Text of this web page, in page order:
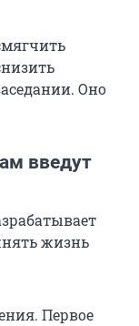
Оно
введут
жизнь
Первое